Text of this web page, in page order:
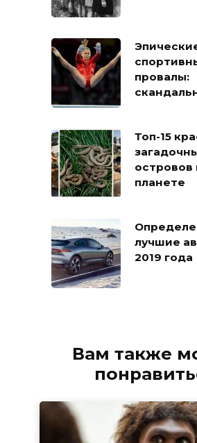
провалы:
Топ-15
планете
лучшие
2019 года
Вам также